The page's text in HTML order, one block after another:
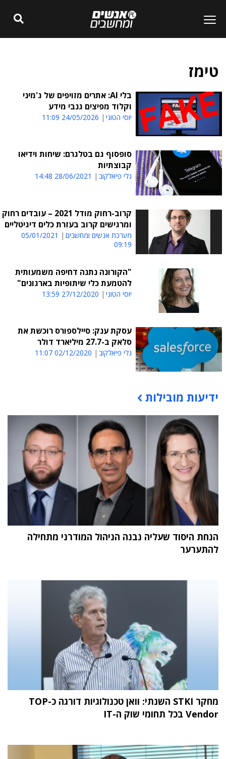
טימז
בלי AI: אתרים מזויפים של ג'מיני
וקלוד מפיצים גנבי מידע
יוסי הטוני 24/05/2026 11:09
סופסוף גם בטלגרם: שיחות וידיאו
קבוצתיות
גלי פיאלקוב 28/06/2021 14:48
קרוב-רחוק מודל 2021 – עובדים רחוק
ומרגישים קרוב בעזרת כלים דיגיטליים
מערכת אנשים ומחשבים
05/01/2021
09:19
"הקורונה נתנה דחיפה משמעותית
להטמעת כלי שיתופיות בארגונים"
יוסי הטוני 27/12/2020 13:59
עסקת ענק: סיילספורס רוכשת את
סלאק ב-27.7 מיליארד דולר
גלי פיאלקוב 02/12/2020 11:07
תוכן פרסומי
ידיעות מובילות
הנחת היסוד שעליה נבנה הניהול המודרני מתחילה
להתערער
מחקר STKI השנתי: וואן טכנולוגיות דורגה כ-TOP
Vendor בכל תחומי שוק ה-IT